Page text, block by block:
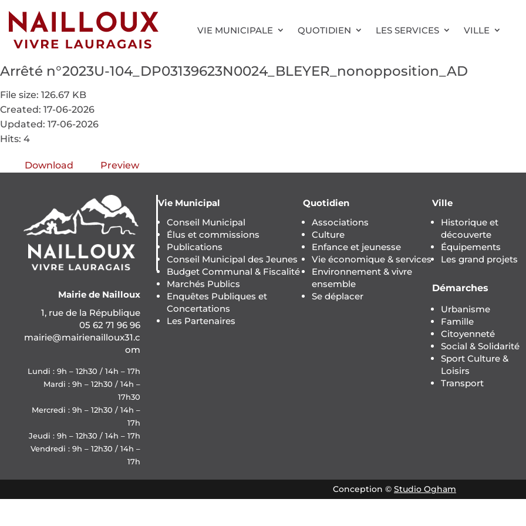
VIE MUNICIPALE QUOTIDIEN LES SERVICES VILLE
Arrêté n°2023U-104_DP03139623N0024_BLEYER_nonopposition_AD
File size: 126.67 KB
Created: 17-06-2026
Updated: 17-06-2026
Hits: 4
Download Preview
Mairie de Nailloux
1, rue de la République
05 62 71 96 96
mairie@mairienailloux31.c
om
Lundi : 9h – 12h30 / 14h – 17h
Mardi : 9h – 12h30 / 14h –
17h30
Mercredi : 9h – 12h30 / 14h –
17h
Jeudi : 9h – 12h30 / 14h – 17h
Vendredi : 9h – 12h30 / 14h –
17h
Vie Municipal
Conseil Municipal
Élus et commissions
Publications
Conseil Municipal des Jeunes
Budget Communal & Fiscalité
Marchés Publics
Enquêtes Publiques et
Concertations
Les Partenaires
Quotidien
Associations
Culture
Enfance et jeunesse
Vie économique & services
Environnement & vivre
ensemble
Se déplacer
Ville
Historique et
découverte
Équipements
Les grand projets
Démarches
Urbanisme
Famille
Citoyenneté
Social & Solidarité
Sport Culture &
Loisirs
Transport
Conception © Studio Ogham